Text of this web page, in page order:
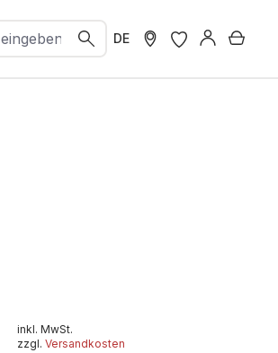
DE
inkl. MwSt.
zzgl.Versandkosten